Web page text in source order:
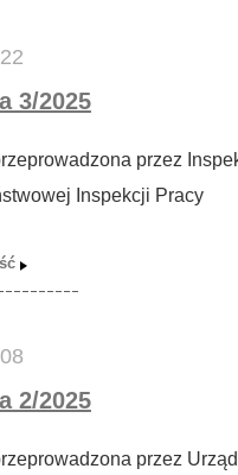
3/2025
przez
Inspekcji Pracy
2/2025
przez Urząd